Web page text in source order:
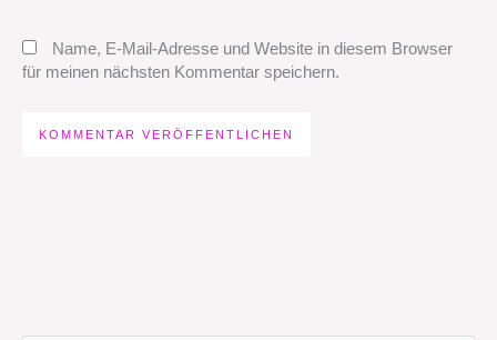
Name, E-Mail-Adresse und Website in diesem Browser
für meinen nächsten Kommentar speichern.